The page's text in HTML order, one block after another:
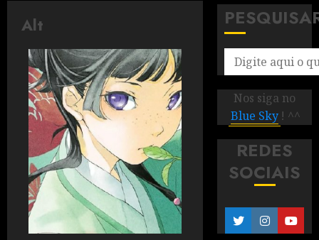
Alt
Nos siga no
Blue Sky ! ^^
REDES
SOCIAIS